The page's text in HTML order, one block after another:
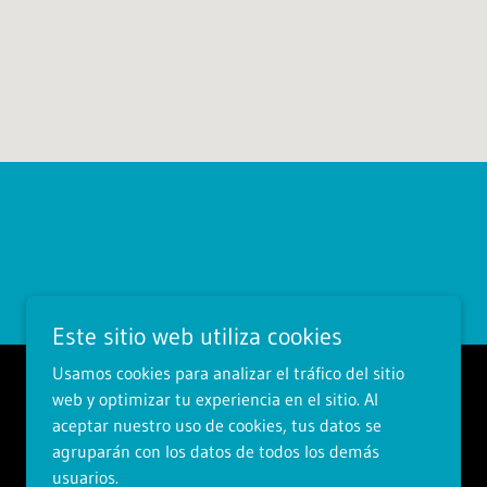
Este sitio web utiliza cookies
Usamos cookies para analizar el tráfico del sitio
web y optimizar tu experiencia en el sitio. Al
aceptar nuestro uso de cookies, tus datos se
agruparán con los datos de todos los demás
usuarios.